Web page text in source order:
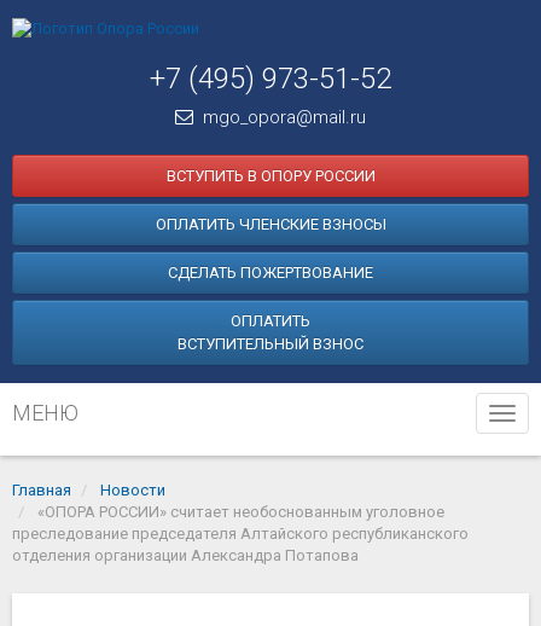
+7 (495) 973-51-52
mgo_opora@mail.ru
ВСТУПИТЬ В ОПОРУ РОССИИ
ОПЛАТИТЬ ЧЛЕНСКИЕ ВЗНОСЫ
СДЕЛАТЬ ПОЖЕРТВОВАНИЕ
ОПЛАТИТЬ
ВСТУПИТЕЛЬНЫЙ ВЗНОС
МЕНЮ
Главная
Новости
«ОПОРА РОССИИ» считает необоснованным уголовное
преследование председателя Алтайского республиканского
отделения организации Александра Потапова